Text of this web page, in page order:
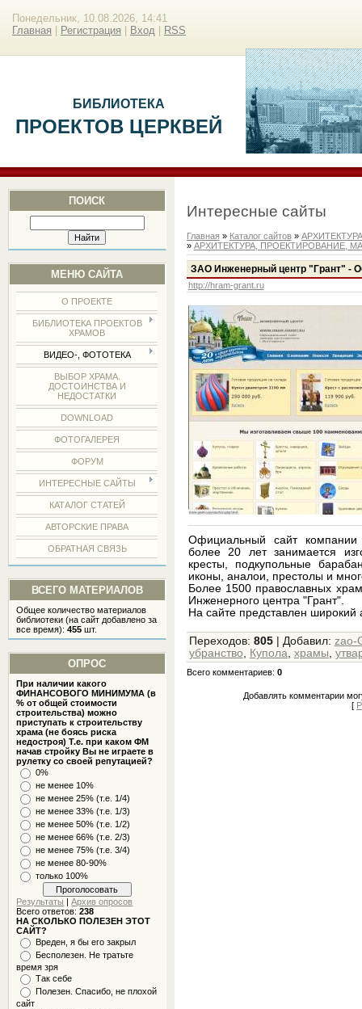
Понедельник, 10.08.2026, 14:41
Главная
Регистрация Вход RSS
БИБЛИОТЕКА
ПРОЕКТОВ ЦЕРКВЕЙ
ПОИСК
МЕНЮ САЙТА
О ПРОЕКТЕ
БИБЛИОТЕКА ПРОЕКТОВ
ХРАМОВ
ВИДЕО-, ФОТОТЕКА
ВЫБОР ХРАМА.
ДОСТОИНСТВА И
НЕДОСТАТКИ
DOWNLOAD
ФОТОГАЛЕРЕЯ
ФОРУМ
ИНТЕРЕСНЫЕ САЙТЫ
КАТАЛОГ СТАТЕЙ
АВТОРСКИЕ ПРАВА
ОБРАТНАЯ СВЯЗЬ
ВСЕГО МАТЕРИАЛОВ
Общее количество материалов
библиотеки (на сайт добавлено за
все время):455 шт.
ОПРОС
При наличии какого
ФИНАНСОВОГО МИНИМУМА (в
% от общей стоимости
строительства) можно
приступать к строительству
храма (не боясь риска
недостроя) Т.е. при каком ФМ
начав стройку Вы не играете в
рулетку со своей репутацией?
0%
не менее 10%
не менее 25% (т.е. 1/4)
не менее 33% (т.е. 1/3)
не менее 50% (т.е. 1/2)
не менее 66% (т.е. 2/3)
не менее 75% (т.е. 3/4)
не менее 80-90%
только 100%
Результаты |Архив опросов
Всего ответов:238
НА СКОЛЬКО ПОЛЕЗЕН ЭТОТ
САЙТ?
Вреден, я бы его закрыл
Бесполезен. Не тратьте
время зря
Так себе
Полезен. Спасибо, не плохой
сайт
Интересные сайты
Главная » Каталог сайтов»
» АРХИТЕКТУРА, ПРОЕКТИРОВАНИЕ,
ЗАО Инженерный центр "Грант" -
http://hram-grant.ru
Официальный сайт
более 20 лет занимается
кресты, подкупольные
иконы, аналои, престолы и
Более 1500 православных
Инженерного центра "Грант".
На сайте представлен широкий
Переходов: 805| Добавил: zao-
убранство, Купола, храмы,
Всего комментариев: 0
Добавлять комментарии
[